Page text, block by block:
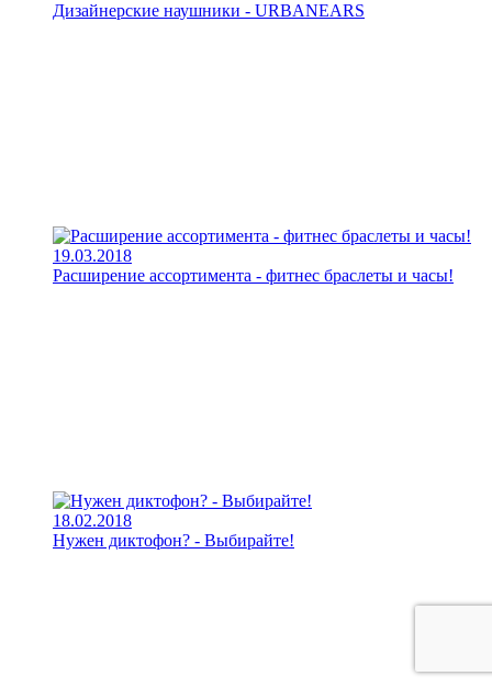
Дизайнерские наушники - URBANEARS
19.03.2018
Расширение ассортимента - фитнес браслеты и часы!
18.02.2018
Нужен диктофон? - Выбирайте!